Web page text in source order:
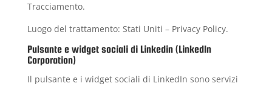
Tracciamento.
Luogo del trattamento: Stati Uniti – Privacy Policy.
Pulsante e widget sociali di Linkedin (LinkedIn
Corporation)
Il pulsante e i widget sociali di LinkedIn sono servizi